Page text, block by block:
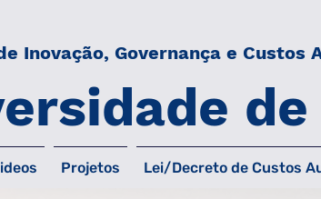
Inovação, Governança e Custos
Projetos Lei/Decreto de Custos